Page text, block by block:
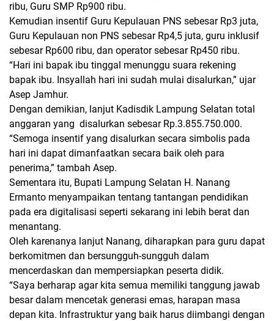
ribu, Guru SMP Rp900 ribu.
Kemudian insentif Guru Kepulauan PNS sebesar Rp3 juta,
Guru Kepulauan non PNS sebesar Rp4,5 juta, guru inklusif
sebesar Rp600 ribu, dan operator sebesar Rp450 ribu.
“Hari ini bapak ibu tinggal menunggu suara rekening
bapak ibu. Insyallah hari ini sudah mulai disalurkan,” ujar
Asep Jamhur.
Dengan demikian, lanjut Kadisdik Lampung Selatan total
anggaran yang disalurkan sebesar Rp.3.855.750.000.
“Semoga insentif yang disalurkan secara simbolis pada
hari ini dapat dimanfaatkan secara baik oleh para
penerima,” tambah Asep.
Sementara itu, Bupati Lampung Selatan H. Nanang
Ermanto menyampaikan tentang tantangan pendidikan
pada era digitalisasi seperti sekarang ini lebih berat dan
menantang.
Oleh karenanya lanjut Nanang, diharapkan para guru dapat
berkomitmen dan bersungguh-sungguh dalam
mencerdaskan dan mempersiapkan peserta didik.
“Saya berharap agar kita semua memiliki tanggung jawab
besar dalam mencetak generasi emas, harapan masa
depan kita. Infrastruktur yang baik harus diimbangi dengan